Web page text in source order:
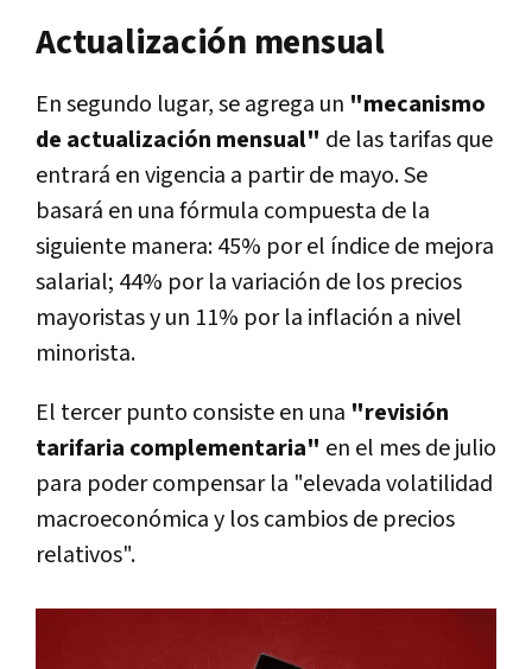
Actualización mensual
En segundo lugar, se agrega un "mecanismo
de actualización mensual" de las tarifas que
entrará en vigencia a partir de mayo. Se
basará en una fórmula compuesta de la
siguiente manera: 45% por el índice de mejora
salarial; 44% por la variación de los precios
mayoristas y un 11% por la inflación a nivel
minorista.
El tercer punto consiste en una "revisión
tarifaria complementaria" en el mes de julio
para poder compensar la "elevada volatilidad
macroeconómica y los cambios de precios
relativos".